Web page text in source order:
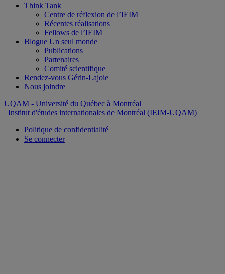
Think Tank
Centre de réflexion de l’IEIM
Récentes réalisations
Fellows de l’IEIM
Blogue Un seul monde
Publications
Partenaires
Comité scientifique
Rendez-vous Gérin-Lajoie
Nous joindre
UQAM - Université du Québec à Montréal
Institut d'études internationales de Montréal (IEIM-UQAM)
Politique de confidentialité
Se connecter